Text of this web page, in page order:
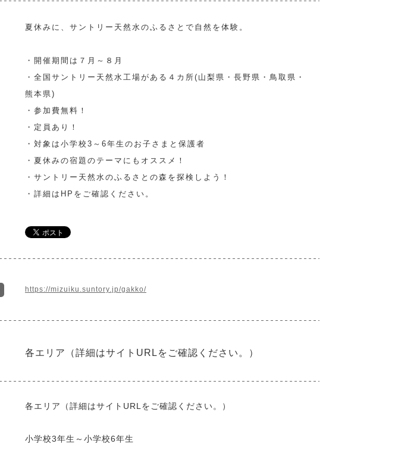
夏休みに、サントリー天然水のふるさとで自然を体験。
・開催期間は７月～８月
・全国サントリー天然水工場がある４カ所(山梨県・長野県・鳥取県・
熊本県)
・参加費無料！
・定員あり！
・対象は小学校3～6年生のお子さまと保護者
・夏休みの宿題のテーマにもオススメ！
・サントリー天然水のふるさとの森を探検しよう！
・詳細はHPをご確認ください。
https://mizuiku.suntory.jp/gakko/
各エリア（詳細はサイトURLをご確認ください。）
各エリア（詳細はサイトURLをご確認ください。）
小学校3年生～小学校6年生